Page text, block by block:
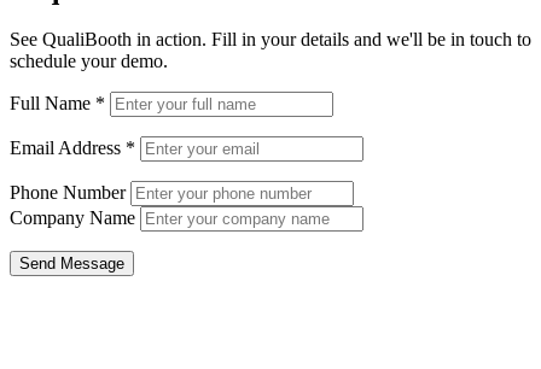
See QualiBooth in action. Fill in your details and we'll be in touch to
schedule your demo.
Full Name *
Email Address *
Phone Number
Company Name
Send Message